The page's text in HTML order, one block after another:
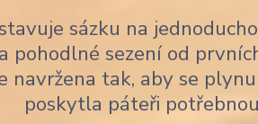
sázku na
pohodlné sezení od
navržena tak, aby se
poskytla páteři